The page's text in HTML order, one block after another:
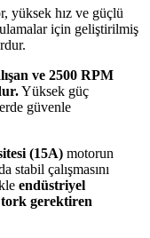
yüksek hız ve güçlü
için geliştirilmiş
ve 2500 RPM
Yüksek güç
güvenle
(15A) motorun
stabil çalışmasını
endüstriyel
gerektiren